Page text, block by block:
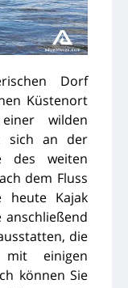
Dorf
Küstenort
wilden
sich an der
des weiten
dem Fluss
heute Kajak
die
mit einigen
können Sie